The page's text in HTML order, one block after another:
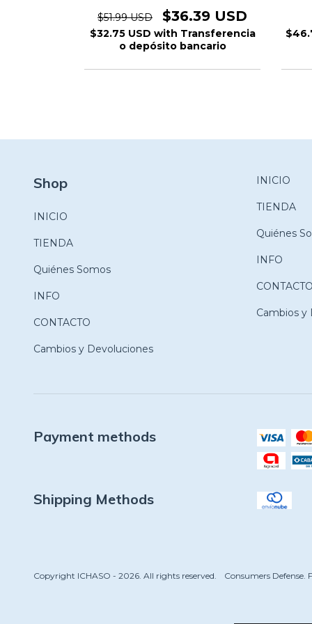
$51.99 USD $36.39 USD
$32.75 USD with Transferencia
o depósito bancario
Shop
INICIO
TIENDA
Quiénes Somos
INFO
CONTACTO
Cambios y Devoluciones
INICIO
TIENDA
Quiénes
INFO
CONTACTO
Cambios y
Payment methods
Shipping Methods
Copyright ICHASO - 2026. All rights reserved. Consumers Defense.